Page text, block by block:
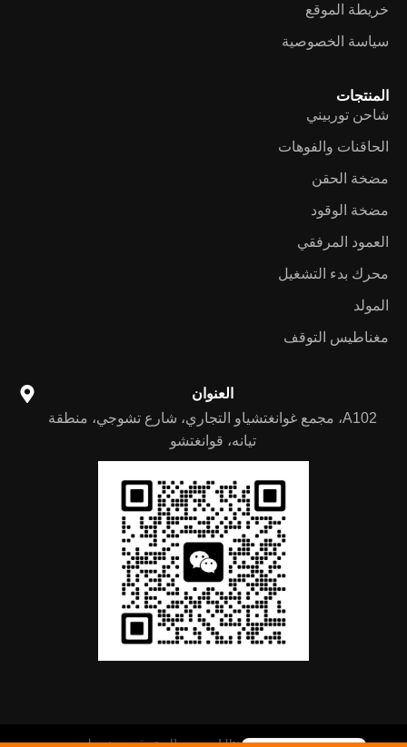
خريطة الموقع
سياسة الخصوصية
المنتجات
شاحن توربيني
الحاقنات والفوهات
مضخة الحقن
مضخة الوقود
العمود المرفقي
محرك بدء التشغيل
المولد
مغناطيس التوقف
العنوان
A102، مجمع غوانغتشياو التجاري، شارع تشوجي، منطقة
تيانه، قوانغتشو
Portuguese